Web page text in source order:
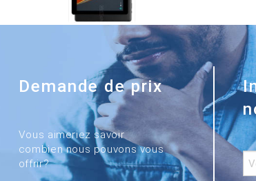
Demande de prix
Vous aimeriez savoir
combien nous pouvons vous
offrir?